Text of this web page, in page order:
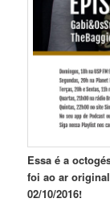
Essa é a
foi ao ar
02/10/2016!